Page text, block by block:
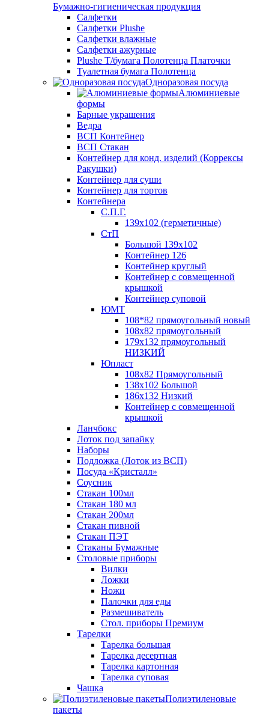
Бумажно-гигиеническая продукция
Салфетки
Салфетки Plushe
Салфетки влажные
Салфетки ажурные
Plushe Т/бумага Полотенца Платочки
Туалетная бумага Полотенца
Одноразовая посуда
Алюминиевые
формы
Барные украшения
Ведра
ВСП Контейнер
ВСП Стакан
Контейнер для конд. изделий (Коррексы
Ракушки)
Контейнер для суши
Контейнер для тортов
Контейнера
С.П.Г.
139х102 (герметичные)
СтП
Большой 139х102
Контейнер 126
Контейнер круглый
Контейнер с совмещенной
крышкой
Контейнер суповой
ЮМТ
108*82 прямоугольный новый
108х82 прямоугольный
179х132 прямоугольный
НИЗКИЙ
Юпласт
108х82 Прямоугольный
138х102 Большой
186х132 Низкий
Контейнер с совмещенной
крышкой
Ланчбокс
Лоток под запайку
Наборы
Подложка (Лоток из ВСП)
Посуда «Кристалл»
Соусник
Стакан 100мл
Стакан 180 мл
Стакан 200мл
Стакан пивной
Стакан ПЭТ
Стаканы Бумажные
Столовые приборы
Вилки
Ложки
Ножи
Палочки для еды
Размешиватель
Стол. приборы Премиум
Тарелки
Тарелка большая
Тарелка десертная
Тарелка картонная
Тарелка суповая
Чашка
Полиэтиленовые
пакеты